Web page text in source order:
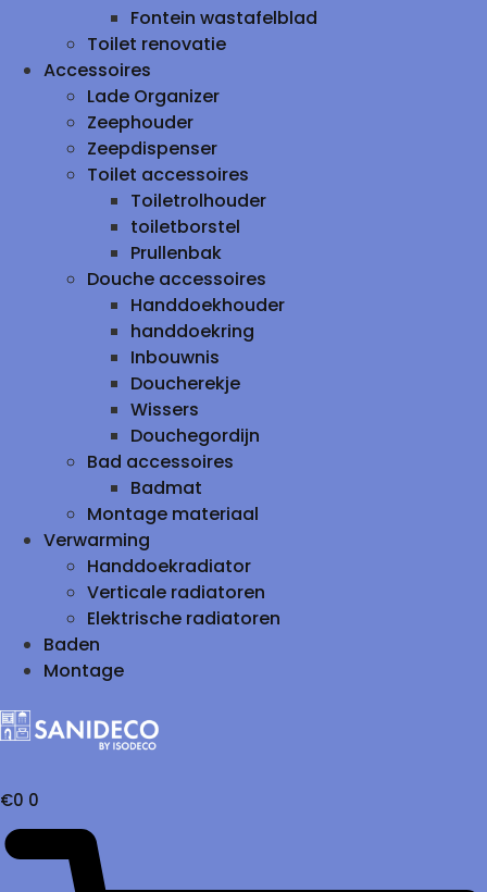
Fontein wastafelblad
Toilet renovatie
Accessoires
Lade Organizer
Zeephouder
Zeepdispenser
Toilet accessoires
Toiletrolhouder
toiletborstel
Prullenbak
Douche accessoires
Handdoekhouder
handdoekring
Inbouwnis
Doucherekje
Wissers
Douchegordijn
Bad accessoires
Badmat
Montage materiaal
Verwarming
Handdoekradiator
Verticale radiatoren
Elektrische radiatoren
Baden
Montage
€0 0